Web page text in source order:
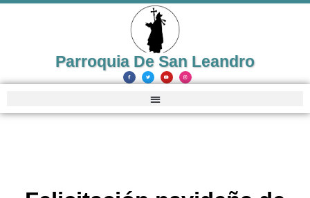
Parroquia De San Leandro